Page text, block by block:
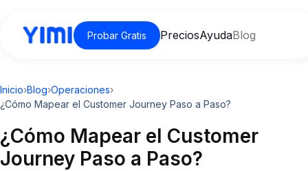
Probar Gratis PreciosAyudaBlog
Inicio›Blog›Operaciones›
¿Cómo Mapear el Customer Journey Paso a Paso?
¿Cómo Mapear el Customer
Journey Paso a Paso?